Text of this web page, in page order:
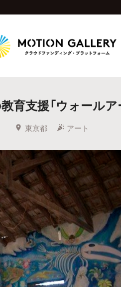
新着プロジェクト 終了
Feature
キュレーターから探す
Legendary
ジェクト 調達額が大きいプロ
育支援「ウォール
東京都 アート